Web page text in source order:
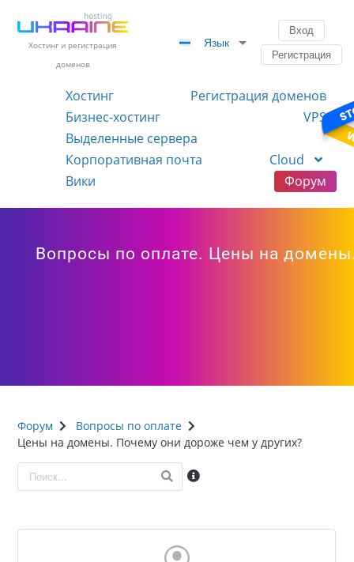
Хостинг и регистрация
доменов
Язык
Вход
Регистрация
Хостинг
Регистрация доменов
Бизнес-хостинг
VPS
Выделенные сервера
Корпоративная почта
Cloud
Вики
Форум
Вопросы по оплате. Цены на
Форум
Вопросы по оплате
Цены на домены. Почему они дороже чем у других?